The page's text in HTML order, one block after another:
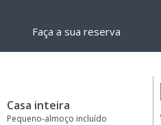
Faça a sua reserva
Casa inteira
Pequeno-almoço incluído